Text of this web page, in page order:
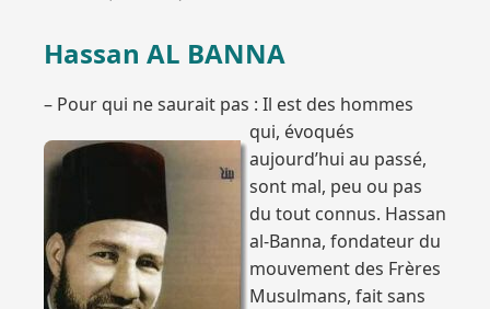
Hassan AL BANNA
– Pour qui ne saurait pas : Il est des hommes
qui, évoqués
aujourd’hui au passé,
sont mal, peu ou pas
du tout connus. Hassan
al-Banna, fondateur du
mouvement des Frères
Musulmans, fait sans